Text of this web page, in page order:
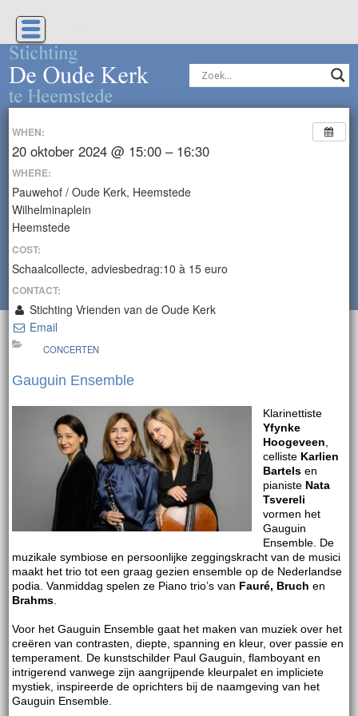
WHEN:
20 oktober 2024 @ 15:00 – 16:30
WHERE:
Pauwehof / Oude Kerk, Heemstede
Wilhelminaplein
Heemstede
COST:
Schaalcollecte, adviesbedrag:10 à 15 euro
CONTACT:
Stichting Vrienden van de Oude Kerk
Email
CONCERTEN
Gauguin Ensemble
Klarinettiste
Yfynke
Hoogeveen
celliste Karlien
Bartels en
pianiste Nata
Tsvereli
vormen het
Gauguin
Ensemble. De
muzikale symbiose en persoonlijke zeggingskracht van de musici
maakt het trio tot een graag gezien ensemble op de Nederlandse
podia. Vanmiddag spelen ze Piano trio’s van Fauré, Bruch en
Brahms
Voor het Gauguin Ensemble gaat het maken van muziek over het
creëren van contrasten, diepte, spanning en kleur, over passie en
temperament. De kunstschilder Paul Gauguin, flamboyant en
intrigerend vanwege zijn aangrijpende kleurpalet en impliciete
mystiek, inspireerde de oprichters bij de naamgeving van het
Gauguin Ensemble.